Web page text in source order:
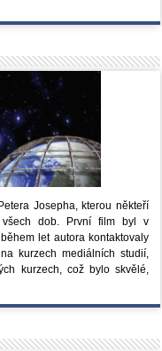
Josepha, kterou někteří
všech dob. První film byl v
let autora kontaktovaly
kurzech mediálních studií,
kurzech, což bylo skvělé,